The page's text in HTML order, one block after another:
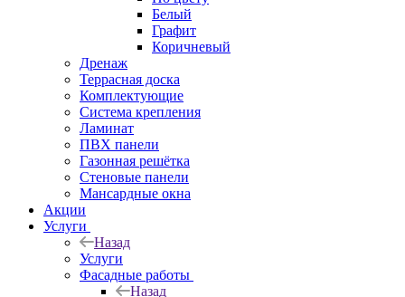
Белый
Графит
Коричневый
Дренаж
Террасная доска
Комплектующие
Система крепления
Ламинат
ПВХ панели
Газонная решётка
Стеновые панели
Мансардные окна
Акции
Услуги
Назад
Услуги
Фасадные работы
Назад